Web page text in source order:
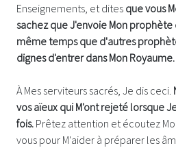
Enseignements, et dites que vous
sachez que J'envoie Mon
même temps que d'autres
dignes d'entrer dans Mon Royaume.
À Mes serviteurs sacrés, Je dis ceci.
vos aïeux qui M'ont rejeté lorsque
fois. Prêtez attention et écoutez
vous pour M'aider à préparer les